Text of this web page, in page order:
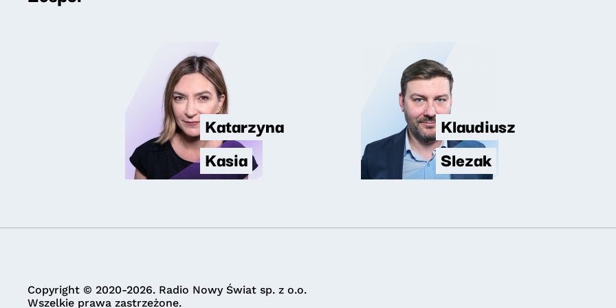
Katarzyna
Kasia
Klaudiusz
Slezak
Copyright © 2020-2026. Radio Nowy Świat sp. z o.o.
Wszelkie prawa zastrzeżone.